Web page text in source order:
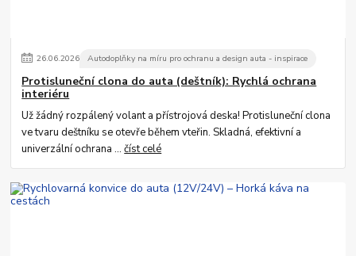
26.06.2026 Autodoplňky na míru pro ochranu a design auta - inspirace
Protisluneční clona do auta (deštník): Rychlá ochrana
interiéru
Už žádný rozpálený volant a přístrojová deska! Protisluneční clona
ve tvaru deštníku se otevře během vteřin. Skladná, efektivní a
univerzální ochrana ...číst celé